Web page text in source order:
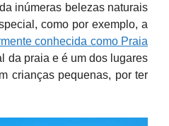
inúmeras belezas naturais
como por exemplo, a
conhecida como Praia
da praia e é um dos lugares
crianças pequenas, por ter